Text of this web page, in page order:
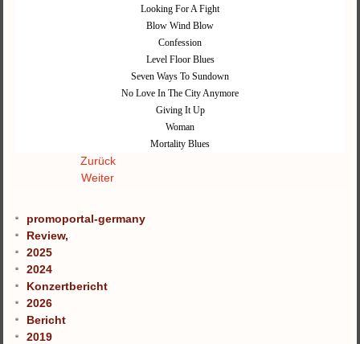
Looking For A Fight
Blow Wind Blow
Confession
Level Floor Blues
Seven Ways To Sundown
No Love In The City Anymore
Giving It Up
Woman
Mortality Blues
Zurück
Weiter
promoportal-germany
Review,
2025
2024
Konzertbericht
2026
Bericht
2019